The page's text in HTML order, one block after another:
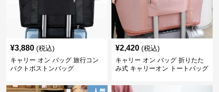
¥3,880 (税込)
キャリー オン バッグ 旅行コン
パクトボストンバッグ
¥2,420 (税込)
キャリー オン バッグ 折りたた
み式 キャリーオン トートバッグ